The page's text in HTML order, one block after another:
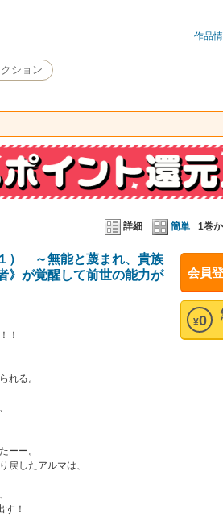
作品
ション
詳細 簡単 1巻か
会員
¥0
） ～無能と蔑まれ、貴族
》が覚醒して前世の能力が
！
れる。
ーー。
戻したアルマは、
す！